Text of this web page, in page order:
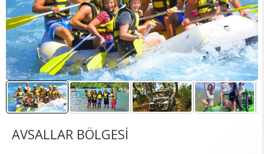
AVSALLAR BÖLGESİ